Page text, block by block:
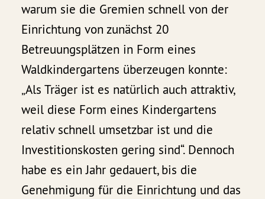
warum sie die Gremien schnell von der
Einrichtung von zunächst 20
Betreuungsplätzen in Form eines
Waldkindergartens überzeugen konnte:
„Als Träger ist es natürlich auch attraktiv,
weil diese Form eines Kindergartens
relativ schnell umsetzbar ist und die
Investitionskosten gering sind“. Dennoch
habe es ein Jahr gedauert, bis die
Genehmigung für die Einrichtung und das